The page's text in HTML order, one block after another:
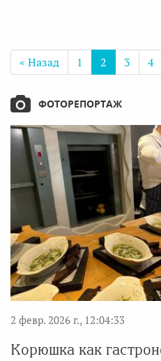
« Назад 1 2 3 4
ФОТОРЕПОРТАЖ
2 февр. 2026 г., 12:04:33
Корюшка как